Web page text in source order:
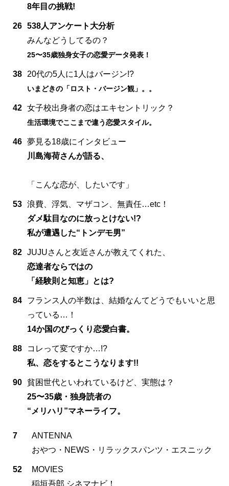
8年目の挑戦!
26 538人アンケート大分析
みんなどうしてるの？
25〜35歳独身女子の恋愛データ発表！
38 20代の5人に1人はバージン!?
いまどきの「ロスト・バージン観」。。
42 女子校出身者の恋はエキセントリック？
生活環境でここまで違う恋愛スタイル。
46 夢見る18歳にインタビュー
川島海荷さんが語る、
「こんな恋が、したいです」
53 浪費、浮気、マザコン、無責任…etc！
ダメ駄目なのに放っとけない!?
私が遭遇した“トンデモ男”
82 JUJUさんと友近さんが教えてくれた、
恋達者ならではの
「経験則と知恵」とは?
84
フランス人の半数は、結婚なんてどうでもいいと思
っている…！
14か国のびっくり恋愛白書。
88
コレって変ですか…!?
私、恋をするとこうなります!!
90 貧困世代といわれているけど、実態は？
25〜35歳・独身読者の
“メリハリ”マネーライフ。
7
ANTENNA
おやつ・NEWS・リラックスパンツ・エスニック
52
MOVIES
稲垣吾郎 シネマナビ！